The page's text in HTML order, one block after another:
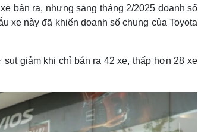
bán ra, nhưng sang tháng 2/2025 doanh số
xe này đã khiến doanh số chung của Toyota
giảm khi chỉ bán ra 42 xe, thấp hơn 28 xe